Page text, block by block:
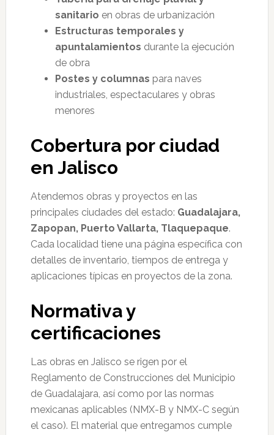
sanitario en obras de urbanización
Estructuras temporales y
apuntalamientos durante la ejecución
de obra
Postes y columnas para naves
industriales, espectaculares y obras
menores
Cobertura por ciudad
en Jalisco
Atendemos obras y proyectos en las
principales ciudades del estado: Guadalajara,
Zapopan, Puerto Vallarta, Tlaquepaque.
Cada localidad tiene una página específica con
detalles de inventario, tiempos de entrega y
aplicaciones típicas en proyectos de la zona.
Normativa y
certificaciones
Las obras en Jalisco se rigen por el
Reglamento de Construcciones del Municipio
de Guadalajara, así como por las normas
mexicanas aplicables (NMX-B y NMX-C según
el caso). El material que entregamos cumple